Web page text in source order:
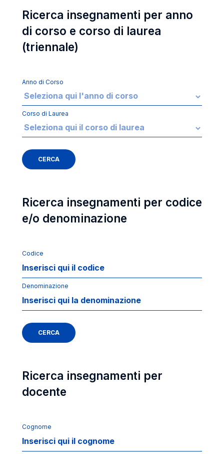
Ricerca insegnamenti per anno
di corso e corso di laurea
(triennale)
Anno di Corso
Corso di Laurea
Ricerca insegnamenti per codice
e/o denominazione
Codice
Denominazione
Ricerca insegnamenti per
docente
Cognome